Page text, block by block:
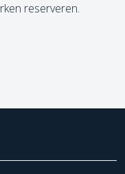
reserveren.